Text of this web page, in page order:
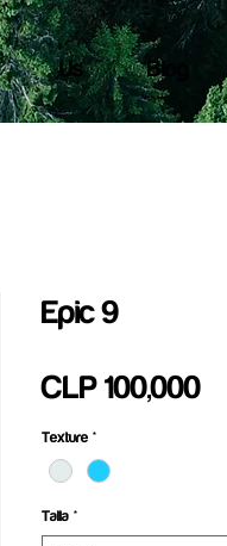
Us Blog
Epic 9
CLP 100,000
Texture *
Talla *